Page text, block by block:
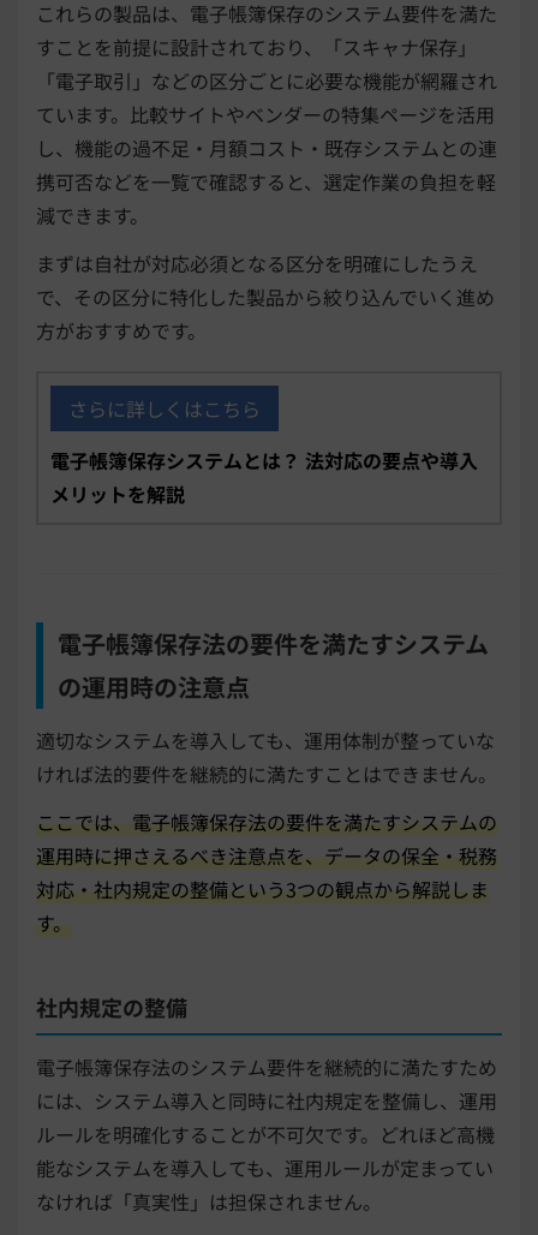
これらの製品は、電子帳簿保存のシステム要件を満た
すことを前提に設計されており、「スキャナ保存」
「電子取引」などの区分ごとに必要な機能が網羅され
ています。比較サイトやベンダーの特集ページを活用
し、機能の過不足・月額コスト・既存システムとの連
携可否などを一覧で確認すると、選定作業の負担を軽
減できます。
まずは自社が対応必須となる区分を明確にしたうえ
で、その区分に特化した製品から絞り込んでいく進め
方がおすすめです。
さらに詳しくはこちら
電子帳簿保存システムとは？ 法対応の要点や導入
メリットを解説
電子帳簿保存法の要件を満たすシステム
の運用時の注意点
適切なシステムを導入しても、運用体制が整っていな
ければ法的要件を継続的に満たすことはできません。
ここでは、電子帳簿保存法の要件を満たすシステムの
運用時に押さえるべき注意点を、データの保全・税務
対応・社内規定の整備という3つの観点から解説しま
す。
社内規定の整備
電子帳簿保存法のシステム要件を継続的に満たすため
には、システム導入と同時に社内規定を整備し、運用
ルールを明確化することが不可欠です。どれほど高機
能なシステムを導入しても、運用ルールが定まってい
なければ「真実性」は担保されません。